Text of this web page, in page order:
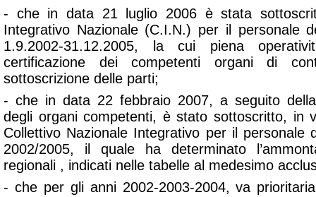
- che in data 21 luglio 2006 è stata
Integrativo Nazionale (C.I.N.) per il personale
1.9.2002-31.12.2005, la cui piena
certificazione dei competenti organi di
sottoscrizione delle parti;
- che in data 22 febbraio 2007, a seguito
degli organi competenti, è stato sottoscritto, in
Collettivo Nazionale Integrativo per il personale
2002/2005, il quale ha determinato
regionali , indicati nelle tabelle al medesimo
- che per gli anni 2002-2003-2004, va